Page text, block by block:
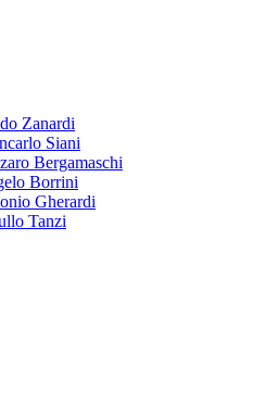
Zanardi
Siani
Bergamaschi
Borrini
Gherardi
Tanzi